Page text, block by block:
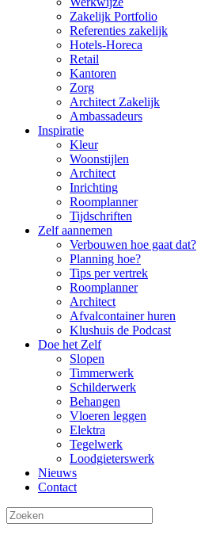
Zakelijk Portfolio
Referenties zakelijk
Hotels-Horeca
Retail
Kantoren
Zorg
Architect Zakelijk
Ambassadeurs
Inspiratie
Kleur
Woonstijlen
Architect
Inrichting
Roomplanner
Tijdschriften
Zelf aannemen
Verbouwen hoe gaat dat?
Planning hoe?
Tips per vertrek
Roomplanner
Architect
Afvalcontainer huren
Klushuis de Podcast
Doe het Zelf
Slopen
Timmerwerk
Schilderwerk
Behangen
Vloeren leggen
Elektra
Tegelwerk
Loodgieterswerk
Nieuws
Contact